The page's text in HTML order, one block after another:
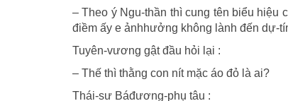
– Theo ý Ngu-thần thì cung tên biểu hiệu
điềm ấy e ảnhhưởng không lành đến dự-
Tuyên-vương gật đầu hỏi lại :
– Thế thì thằng con nít mặc áo đỏ là ai?
Thái-sư Báđương-phụ tâu :